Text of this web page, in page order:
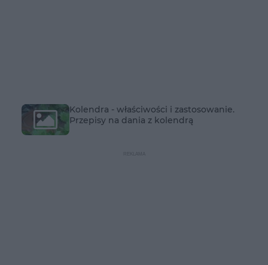
Kolendra - właściwości i zastosowanie.
Przepisy na dania z kolendrą